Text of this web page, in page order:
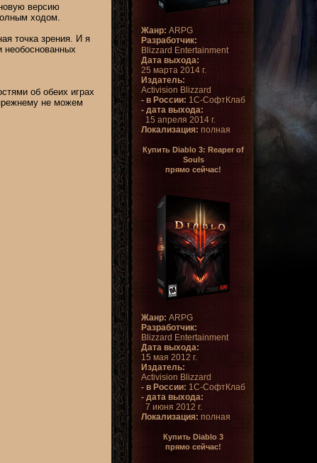
версию
ходом.
точка зрения. И я
необоснованных
об обеих играх
не можем
Жанр: ARPG
Разработчик:
Blizzard Entertainment
Дата выхода:
25 марта 2014 г.
Издатель:
Activision Blizzard
- в России: 1С-СофтКлаб
- дата выхода:
15 апреля 2014 г.
Локализация: полная
Купить Diablo 3: Reaper of
Souls
прямо сейчас!
Жанр: ARPG
Разработчик:
Blizzard Entertainment
Дата выхода:
15 мая 2012 г.
Издатель:
Activision Blizzard
- в России: 1С-СофтКлаб
- дата выхода:
7 июня 2012 г.
Локализация: полная
Купить Diablo 3
прямо сейчас!